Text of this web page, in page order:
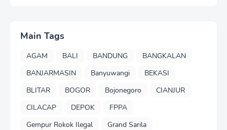
Main Tags
AGAM BALI BANDUNG
BANGKALAN
BANJARMASIN
Banyuwangi
BEKASI
BLITAR
BOGOR Bojonegoro
CIANJUR
CILACAP
DEPOK
FPPA
Gempur Rokok Ilegal
Grand Sarila